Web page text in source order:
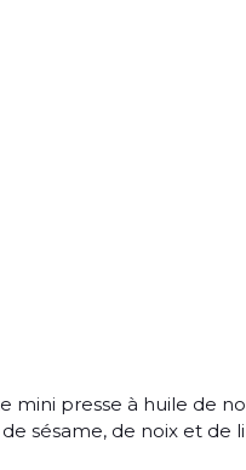
mini presse à huile de
sésame, de noix et de